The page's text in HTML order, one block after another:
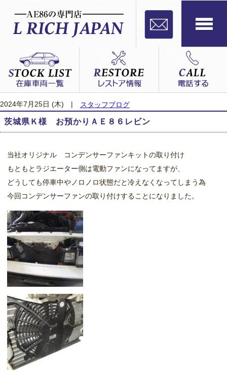
2024年7月25日 (木) スタッフブログ
茨城県Ｋ様 お預かりＡＥ８６レビン
当社オリジナル コンデンサーファンキットの取り付け
もともとラジエーター側は電動ファンになってますが、
どうしても停車中やノロノロ状態だと冷えなくなってしまう為
今回コンデンサーファンの取り付けすることになりました。